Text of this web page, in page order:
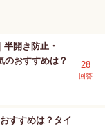
開き防止・
のおすすめは？
28
回答
すすめは？タイ